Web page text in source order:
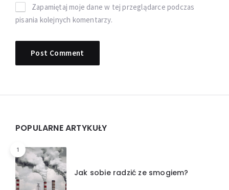
Zapamiętaj moje dane w tej przeglądarce podczas
pisania kolejnych komentarzy.
Widgets
POPULARNE ARTYKUŁY
1
Jak sobie radzić ze smogiem?